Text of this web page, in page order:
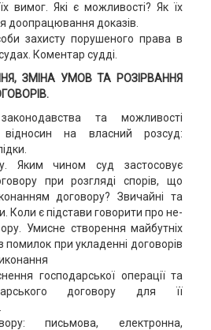
вимог. Які є можливості? Як їх
доопрацювання доказів.
захисту порушеного права в
Коментар судді.
ЗМІНА УМОВ ТА РОЗІРВАННЯ
та можливості
відносин на власний розсуд:
Яким чином суд застосовує
при розгляді спорів, що
договору? Звичайні та
Коли є підстави говорити про не-
Умисне створення майбутніх
помилок при укладенні договорів
господарської операції та
договору для її
письмова, електронна,